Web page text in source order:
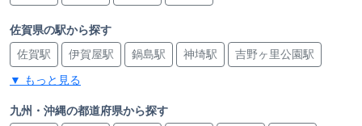
佐賀県の駅から探す
佐賀駅
伊賀屋駅 鍋島駅 神埼駅 吉野ヶ里公園駅
武雄温泉駅
新鳥栖駅 新鳥栖駅 鳥栖駅
▼ もっと見る
九州・沖縄の都道府県から探す